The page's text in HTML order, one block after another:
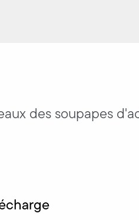
des soupapes